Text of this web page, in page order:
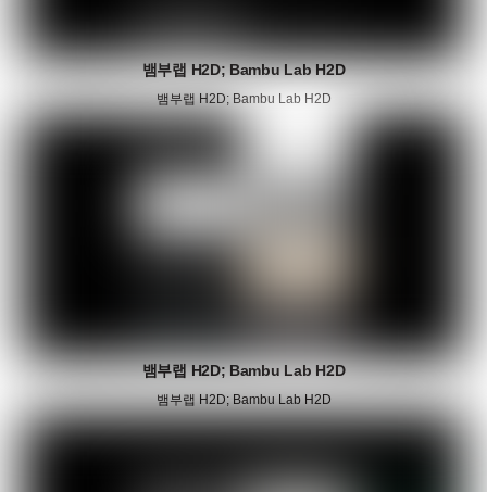
뱀부랩 H2D; Bambu Lab H2D
뱀부랩 H2D; Bambu Lab H2D
뱀부랩 H2D; Bambu Lab H2D
뱀부랩 H2D; Bambu Lab H2D